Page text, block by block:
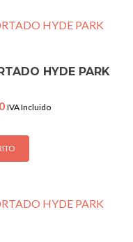
HYDE PARK
Current
is:
$1,050.00.
IVA Incluido